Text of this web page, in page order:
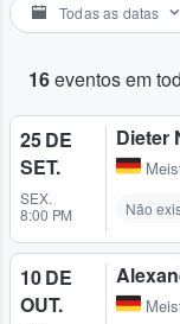
Todas as datas
16eventos em
25 DE
SET.
SEX.
8:00 PM
Dieter
Não
10 DE
OUT.